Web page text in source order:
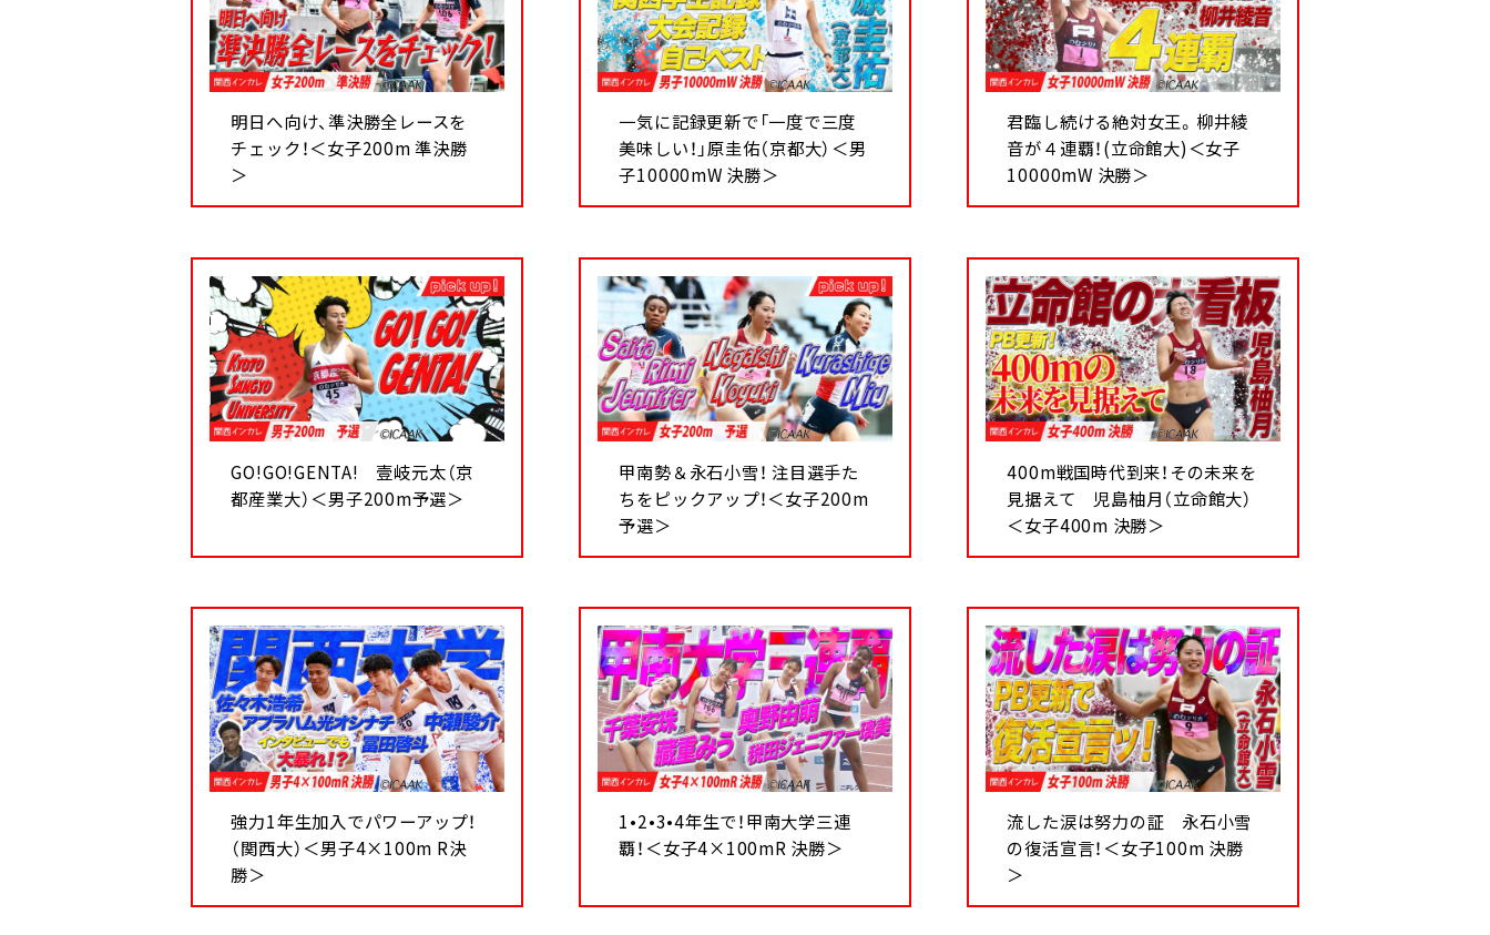
明日へ向け、準決勝全レースを
チェック！＜女子200m 準決勝
＞
一気に記録更新で「一度で三度
美味しい！」原圭佑（京都大）＜男
子10000mW 決勝＞
君臨し続ける絶対女王。柳井綾
音が４連覇！(立命館大)＜女子
10000mW 決勝＞
GO!GO!GENTA! 壹岐元太（京
都産業大）＜男子200m予選＞
甲南勢＆永石小雪！ 注目選手た
ちをピックアップ！＜女子200m
予選＞
400m戦国時代到来！その未来を
見据えて 児島柚月（立命館大）
＜女子400m 決勝＞
強力1年生加入でパワーアップ！
（関西大）＜男子4×100m R決
勝＞
1•2•3•4年生で！甲南大学三連
覇！＜女子4×100mR 決勝＞
流した涙は努力の証 永石小雪
の復活宣言！＜女子100m 決勝
＞